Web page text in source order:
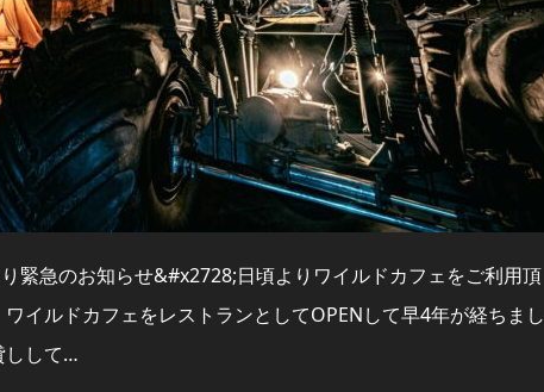
緊急のお知らせ&#x2728;日頃よりワイルドカフェをご利用頂
イルドカフェをレストランとしてOPENして早4年が経ちまし
しして…